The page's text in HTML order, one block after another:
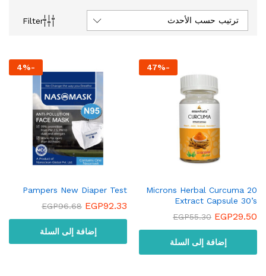
Filter ترتيب حسب الأحدث
-
47%
20 Microns Herbal Curcuma
Extract Capsule 30’s
EGP29.50
EGP55.30
إضافة إلى السلة
-
4%
Pampers New Diaper Test
EGP92.33
EGP96.68
إضافة إلى السلة